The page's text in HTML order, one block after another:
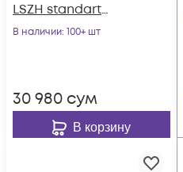
LSZH standart
серый
В наличии: 100+ шт
30 980 сум
В корзину